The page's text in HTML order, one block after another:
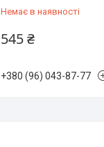
Немає в наявності
545 ₴
+380 (96) 043-87-77